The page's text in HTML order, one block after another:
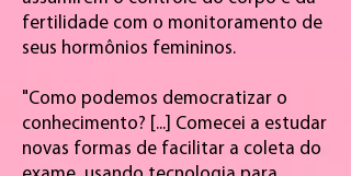
fertilidade com o monitoramento de
seus hormônios femininos.
"Como podemos democratizar o
conhecimento? [...] Comecei a estudar
novas formas de facilitar a coleta do